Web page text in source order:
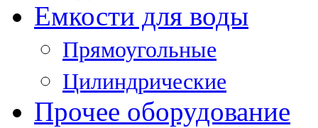
Емкости для воды
Прямоугольные
Цилиндрические
Прочее оборудование